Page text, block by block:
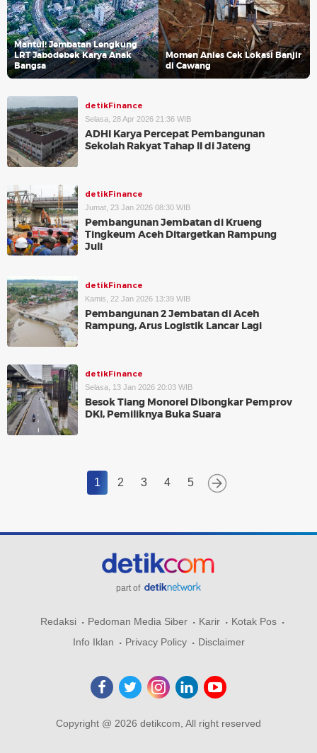
Mantul! Jembatan Lengkung
LRT Jabodebek Karya Anak
Bangsa
Momen Anies Cek Lokasi Banjir
di Cawang
detikFinance
Selasa, 28 Apr 2026 21:36 WIB
ADHI Karya Percepat Pembangunan
Sekolah Rakyat Tahap II di Jateng
detikFinance
Jumat, 23 Jan 2026 08:30 WIB
Pembangunan Jembatan di Krueng
Tingkeum Aceh Ditargetkan Rampung
Juli
detikFinance
Kamis, 22 Jan 2026 13:39 WIB
Pembangunan 2 Jembatan di Aceh
Rampung, Arus Logistik Lancar Lagi
detikFinance
Selasa, 13 Jan 2026 20:03 WIB
Besok Tiang Monorel Dibongkar Pemprov
DKI, Pemiliknya Buka Suara
1 2 3 4 5
part of
Redaksi Pedoman Media Siber Karir
Kotak Pos
Info Iklan
Privacy Policy Disclaimer
Copyright @ 2026 detikcom, All right reserved